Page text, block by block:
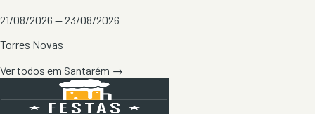
21/08/2026 — 23/08/2026
Torres Novas
Ver todos em Santarém →